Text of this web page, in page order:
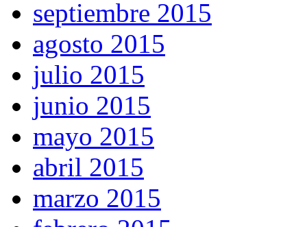
septiembre 2015
agosto 2015
julio 2015
junio 2015
mayo 2015
abril 2015
marzo 2015